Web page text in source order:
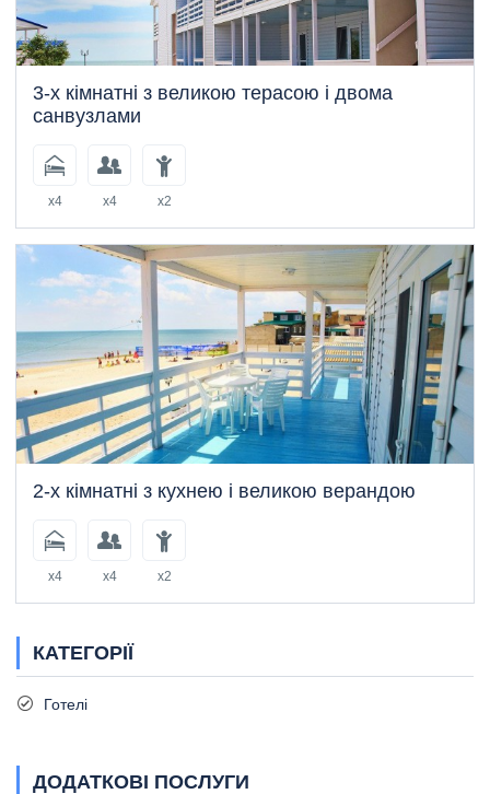
3-х кімнатні з великою терасою і двома
санвузлами
x4 x4 x2
2-х кімнатні з кухнею і великою верандою
x4 x4 x2
КАТЕГОРІЇ
Готелі
ДОДАТКОВІ ПОСЛУГИ